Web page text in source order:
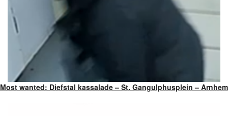
Most wanted: Diefstal kassalade – St. Gangulphusplein – Arnhem